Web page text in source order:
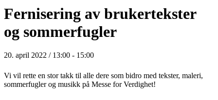
Fernisering av brukertekster
og sommerfugler
20. april 2022 / 13:00 - 15:00
Vi vil rette en stor takk til alle dere som bidro med tekster, maleri,
sommerfugler og musikk på Messe for Verdighet!